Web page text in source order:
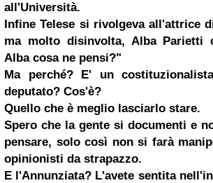
all'Università.
Infine Telese si rivolgeva all'attrice
ma molto disinvolta, Alba Parietti
Alba cosa ne pensi?"
Ma perché? E' un
deputato? Cos'è?
Quello che è meglio lasciarlo stare.
Spero che la gente si documenti e
pensare, solo così non si farà
opinionisti da strapazzo.
E l'Annunziata? L'avete sentita